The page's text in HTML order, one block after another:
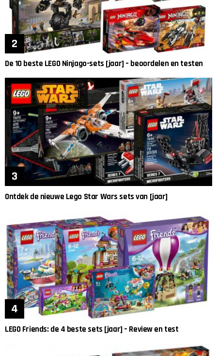
De 10 beste LEGO Ninjago-sets [jaar] – beoordelen en testen
Ontdek de nieuwe Lego Star Wars sets van [jaar]
LEGO Friends: de 4 beste sets [jaar] – Review en test